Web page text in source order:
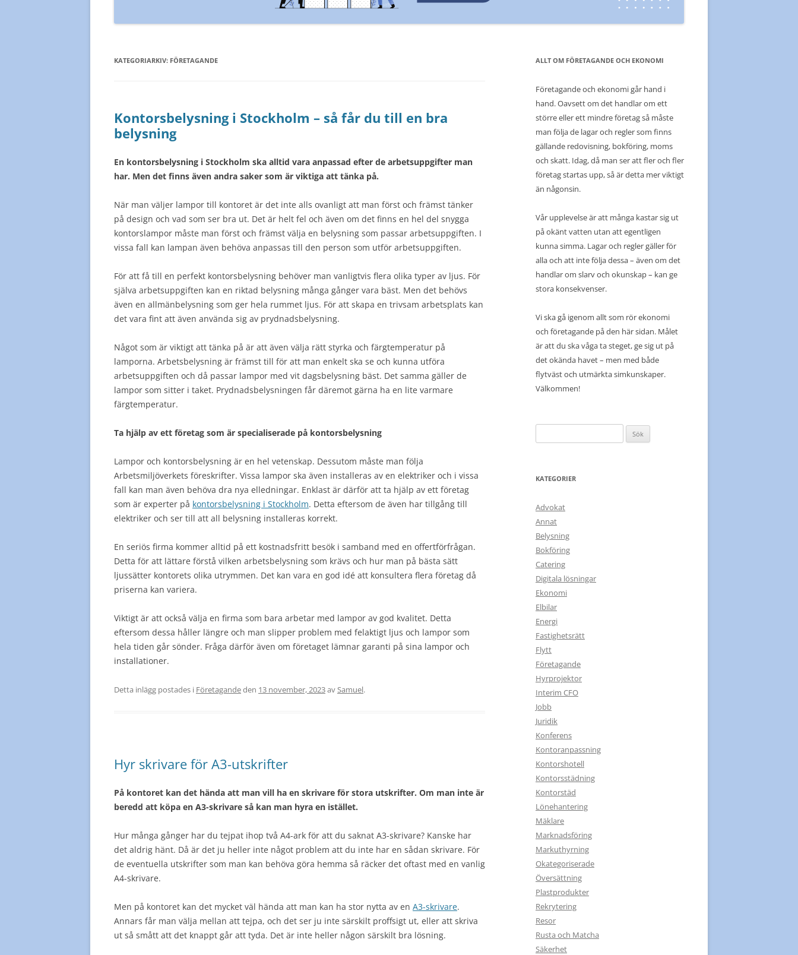
KATEGORIARKIV: FÖRETAGANDE
Kontorsbelysning i Stockholm – så får du till en bra
belysning
En kontorsbelysning i Stockholm ska alltid vara anpassad efter de arbetsuppgifter man
har. Men det finns även andra saker som är viktiga att tänka på.
När man väljer lampor till kontoret är det inte alls ovanligt att man först och främst tänker
på design och vad som ser bra ut. Det är helt fel och även om det finns en hel del snygga
kontorslampor måste man först och främst välja en belysning som passar arbetsuppgiften. I
vissa fall kan lampan även behöva anpassas till den person som utför arbetsuppgiften.
För att få till en perfekt kontorsbelysning behöver man vanligtvis flera olika typer av ljus. För
själva arbetsuppgiften kan en riktad belysning många gånger vara bäst. Men det behövs
även en allmänbelysning som ger hela rummet ljus. För att skapa en trivsam arbetsplats kan
det vara fint att även använda sig av prydnadsbelysning.
Något som är viktigt att tänka på är att även välja rätt styrka och färgtemperatur på
lamporna. Arbetsbelysning är främst till för att man enkelt ska se och kunna utföra
arbetsuppgiften och då passar lampor med vit dagsbelysning bäst. Det samma gäller de
lampor som sitter i taket. Prydnadsbelysningen får däremot gärna ha en lite varmare
färgtemperatur.
Ta hjälp av ett företag som är specialiserade på kontorsbelysning
Lampor och kontorsbelysning är en hel vetenskap. Dessutom måste man följa
Arbetsmiljöverkets föreskrifter. Vissa lampor ska även installeras av en elektriker och i vissa
fall kan man även behöva dra nya elledningar. Enklast är därför att ta hjälp av ett företag
som är experter på kontorsbelysning i Stockholm. Detta eftersom de även har tillgång till
elektriker och ser till att all belysning installeras korrekt.
En seriös firma kommer alltid på ett kostnadsfritt besök i samband med en offertförfrågan.
Detta för att lättare förstå vilken arbetsbelysning som krävs och hur man på bästa sätt
ljussätter kontorets olika utrymmen. Det kan vara en god idé att konsultera flera företag då
priserna kan variera.
Viktigt är att också välja en firma som bara arbetar med lampor av god kvalitet. Detta
eftersom dessa håller längre och man slipper problem med felaktigt ljus och lampor som
hela tiden går sönder. Fråga därför även om företaget lämnar garanti på sina lampor och
installationer.
Detta inlägg postades i Företagandeden 13 november, 2023avSamuel.
Hyr skrivare för A3-utskrifter
På kontoret kan det hända att man vill ha en skrivare för stora utskrifter. Om man inte är
beredd att köpa en A3-skrivare så kan man hyra en istället.
Hur många gånger har du tejpat ihop två A4-ark för att du saknat A3-skrivare? Kanske har
det aldrig hänt. Då är det ju heller inte något problem att du inte har en sådan skrivare. För
de eventuella utskrifter som man kan behöva göra hemma så räcker det oftast med en vanlig
A4-skrivare.
Men på kontoret kan det mycket väl hända att man kan ha stor nytta av en A3-skrivare.
Annars får man välja mellan att tejpa, och det ser ju inte särskilt proffsigt ut, eller att skriva
ut så smått att det knappt går att tyda. Det är inte heller någon särskilt bra lösning.
ALLT OM FÖRETAGANDE OCH EKONOMI
Företagande och ekonomi går hand i
hand. Oavsett om det handlar om ett
större eller ett mindre företag så måste
man följa de lagar och regler som finns
gällande redovisning, bokföring, moms
och skatt. Idag, då man ser att fler och fler
företag startas upp, så är detta mer viktigt
än någonsin.
Vår upplevelse är att många kastar sig ut
på okänt vatten utan att egentligen
kunna simma. Lagar och regler gäller för
alla och att inte följa dessa – även om det
handlar om slarv och okunskap – kan ge
stora konsekvenser.
Vi ska gå igenom allt som rör ekonomi
och företagande på den här sidan. Målet
är att du ska våga ta steget, ge sig ut på
det okända havet – men med både
flytväst och utmärkta simkunskaper.
Välkommen!
efter:
KATEGORIER
Advokat
Annat
Belysning
Bokföring
Catering
Digitala lösningar
Ekonomi
Elbilar
Energi
Fastighetsrätt
Flytt
Företagande
Hyrprojektor
Interim CFO
Jobb
Juridik
Konferens
Kontoranpassning
Kontorshotell
Kontorsstädning
Kontorstäd
Lönehantering
Mäklare
Marknadsföring
Markuthyrning
Okategoriserade
Översättning
Plastprodukter
Rekrytering
Resor
Rusta och Matcha
Säkerhet